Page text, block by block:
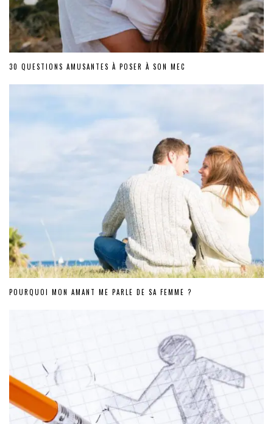
30 QUESTIONS AMUSANTES À POSER À SON MEC
POURQUOI MON AMANT ME PARLE DE SA FEMME ?